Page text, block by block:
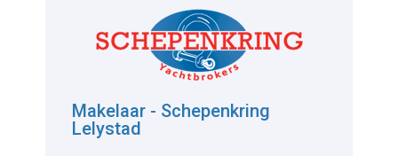
Makelaar - Schepenkring
Lelystad